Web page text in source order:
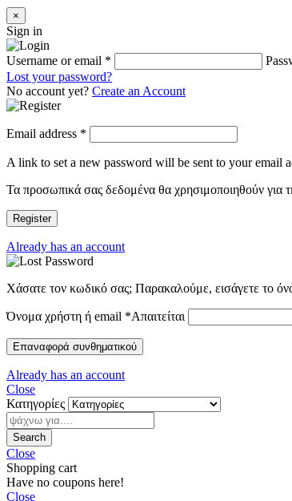
×
Sign in
Username or email *
Lost your password?
No account yet? Create an Account
Email address *
A link to set a new password will be sent to your email
Τα προσωπικά σας δεδομένα θα χρησιμοποιηθούν για
Register
Already has an account
Χάσατε τον κωδικό σας; Παρακαλούμε, εισάγετε το
Όνομα χρήστη ή email *Απαιτείται
Επαναφορά συνθηματικού
Already has an account
Close
Κατηγορίες
Search
Close
Shopping cart
Have no coupons here!
Close